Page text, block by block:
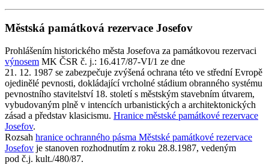
Městská památková rezervace Josefov
Prohlášením historického města Josefova za památkovou rezervaci
výnosem MK ČSR č. j.: 16.417/87-VI/1 ze dne
21. 12. 1987 se zabezpečuje zvýšená ochrana této ve střední Evropě
ojedinělé pevnosti, dokládající vrcholné stádium obranného systému
pevnostního stavitelství 18. století s městským stavebním útvarem,
vybudovaným plně v intencích urbanistických a architektonických
zásad a představ klasicismu. Hranice městské památkové rezervace
Josefov.
Rozsah hranice ochranného pásma Městské památkové rezervace
Josefov je stanoven rozhodnutím z roku 28.8.1987, vedeným
pod č.j. kult./480/87.